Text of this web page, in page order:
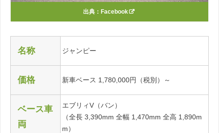
出典： Facebook
名称 ジャンピー
価格 新車ベース 1,780,000円（税別）～
ベース車
両
エブリィV（バン）
（全長 3,390mm 全幅 1,470mm 全高 1,890m
m）